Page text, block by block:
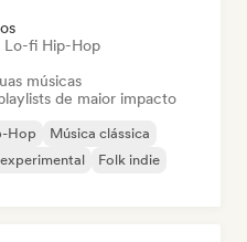
Lo-fi Hip-Hop
músicas
de maior impacto
Hop
Música clássica
Folk indie